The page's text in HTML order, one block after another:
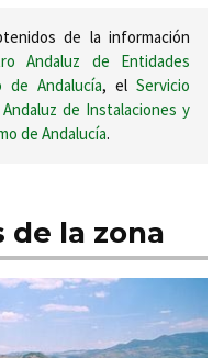
de la información
Andaluz de Entidades
de Andalucía, el Servicio
de Instalaciones y
de Andalucía.
la zona